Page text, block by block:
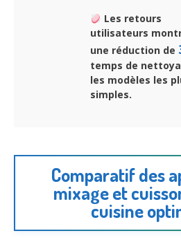
Les retours
utilisateurs
une réduction de
temps de
les modèles les
simples.
Comparatif des
mixage et
cuisine